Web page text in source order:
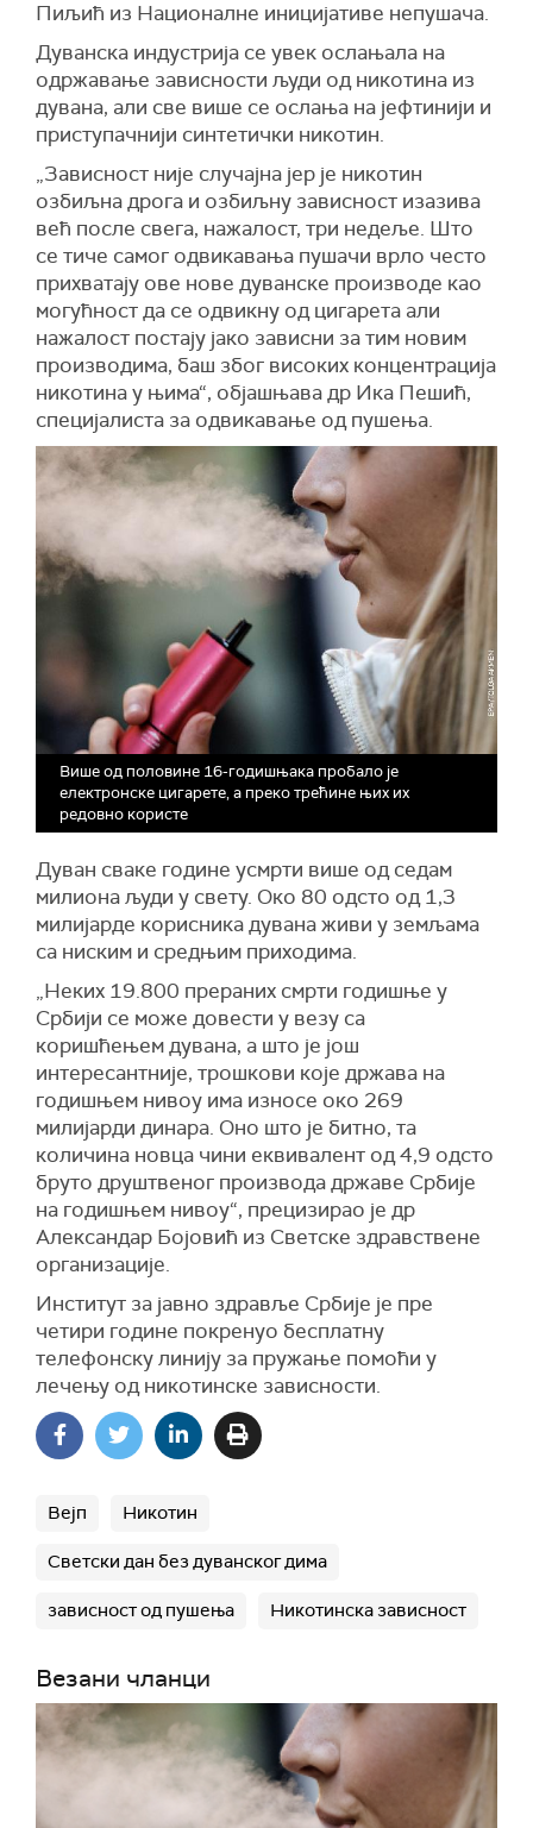
Пиљић из Националне иницијативе непушача.
Дуванска индустрија се увек ослањала на
одржавање зависности људи од никотина из
дувана, али све више се ослања на јефтинији и
приступачнији синтетички никотин.
„Зависност није случајна јер је никотин
озбиљна дрога и озбиљну зависност изазива
већ после свега, нажалост, три недеље. Што
се тиче самог одвикавања пушачи врло често
прихватају ове нове дуванске производе као
могућност да се одвикну од цигарета али
нажалост постају јако зависни за тим новим
производима, баш због високих концентрација
никотина у њима“, објашњава др Ика Пешић,
специјалиста за одвикавање од пушења.
Више од половине 16-годишњака пробало је
електронске цигарете, а преко трећине њих их
редовно користе
Дуван сваке године усмрти више од седам
милиона људи у свету. Око 80 одсто од 1,3
милијарде корисника дувана живи у земљама
са ниским и средњим приходима.
„Неких 19.800 прераних смрти годишње у
Србији се може довести у везу са
коришћењем дувана, а што је још
интересантније, трошкови које држава на
годишњем нивоу има износе око 269
милијарди динара. Оно што је битно, та
количина новца чини еквивалент од 4,9 одсто
бруто друштвеног производа државе Србије
на годишњем нивоу“, прецизирао је др
Александар Бојовић из Светске здравствене
организације.
Институт за јавно здравље Србије је пре
четири године покренуо бесплатну
телефонску линију за пружање помоћи у
лечењу од никотинске зависности.
Вејп Никотин
Светски дан без дуванског дима
зависност од пушења Никотинска зависност
Везани чланци